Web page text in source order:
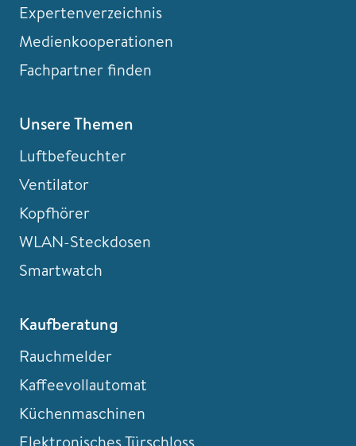
Expertenverzeichnis
Medienkooperationen
Fachpartner finden
Unsere Themen
Luftbefeuchter
Ventilator
Kopfhörer
WLAN-Steckdosen
Smartwatch
Kaufberatung
Rauchmelder
Kaffeevollautomat
Küchenmaschinen
Elektronisches Türschloss